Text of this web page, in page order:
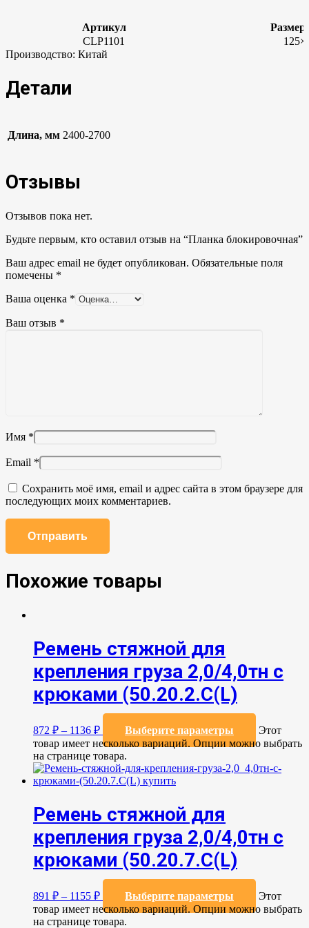
Артикул
CLP1101
Производство: Китай
Детали
Длина, мм 2400-2700
Отзывы
Отзывов пока нет.
Будьте первым, кто оставил отзыв на “Планка блокировочная”
Ваш адрес email не будет опубликован. Обязательные поля
помечены *
Ваша оценка *
Ваш отзыв *
Имя *
Email *
Сохранить моё имя, email и адрес сайта в этом браузере для
последующих моих комментариев.
Похожие товары
Ремень стяжной для
крепления груза 2,0/4,0тн с
крюками (50.20.2.C(L)
872 ₽ – 1136 ₽ Выберите параметры
Этот
товар имеет несколько вариаций. Опции можно выбрать
на странице товара.
Ремень стяжной для
крепления груза 2,0/4,0тн с
крюками (50.20.7.C(L)
891 ₽ – 1155 ₽ Выберите параметры
Этот
товар имеет несколько вариаций. Опции можно выбрать
на странице товара.